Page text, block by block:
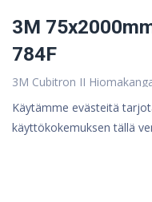
3M
784F
3M Cubitron II
18,96 €
Käytämme evästeitä
käyttökokemuksen tällä